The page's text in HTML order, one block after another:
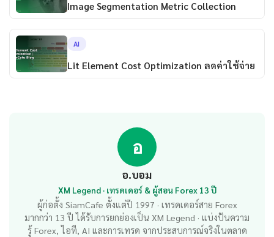
Image Segmentation Metric Collection
AI
Lit Element Cost Optimization ลดค่าใช้จ่าย
อ
อ.บอม
XM Legend · เทรดเดอร์ & ผู้สอน Forex 13 ปี
ผู้ก่อตั้ง SiamCafe ตั้งแต่ปี 1997 · เทรดเดอร์สาย Forex
มากกว่า 13 ปี ได้รับการยกย่องเป็น XM Legend · แบ่งปันความ
รู้ Forex, ไอที, AI และการเทรด จากประสบการณ์จริงในตลาด